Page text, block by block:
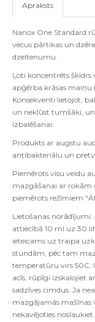
Apraksts
Nanox One Standard
vecus pārtikas un
dzeltenumu.
Ļoti koncentrēts šķidrs
apģērba krāsas
Konsekventi lietojot,
un nekļūst tumšāki,
izbalēšanai.
Produkts ar augstu
antibakteriālu un
Piemērots visu veidu
mazgāšanai ar rokām
piemērots režīmiem
Lietošanas
attiecībā 10 ml uz 30
ieteicams uz traipa
stundām, pēc tam
temperatūru virs 50C.
acīs, rūpīgi izskalojiet
sadzīves cimdus. Ja
mazgājamās mašīnas
nekavējoties